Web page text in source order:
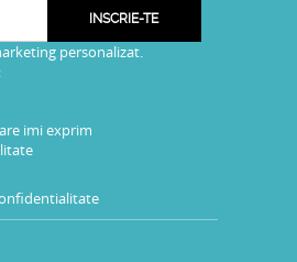
INSCRIE-TE
personalizat.
imi exprim